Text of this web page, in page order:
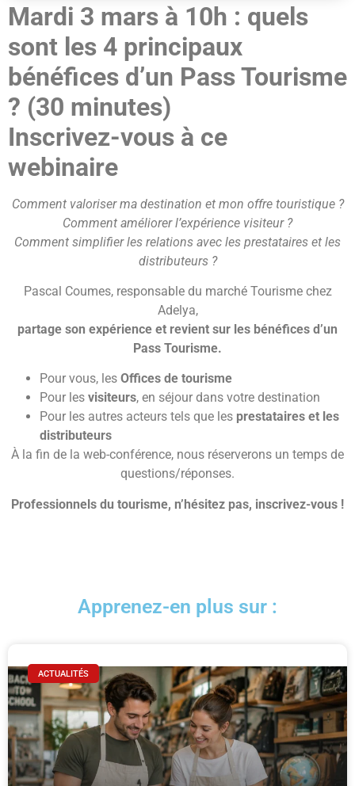
Mardi 3 mars à 10h : quels
sont les 4 principaux
bénéfices d’un Pass Tourisme
? (30 minutes)
Inscrivez-vous à ce
webinaire
Comment valoriser ma destination et mon offre touristique ?
Comment améliorer l’expérience visiteur ?
Comment simplifier les relations avec les prestataires et les
distributeurs ?
Pascal Coumes, responsable du marché Tourisme chez
Adelya,
partage son expérience et revient sur les bénéfices d’un
Pass Tourisme.
Pour vous, les Offices de tourisme
Pour les visiteurs, en séjour dans votre destination
Pour les autres acteurs tels que les prestataires et les
distributeurs
À la fin de la web-conférence, nous réserverons un temps de
questions/réponses.
Professionnels du tourisme, n’hésitez pas, inscrivez-vous !
Apprenez-en plus sur :
ACTUALITÉS